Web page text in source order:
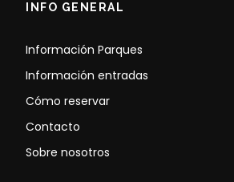
INFO GENERAL
Información Parques
Información entradas
Cómo reservar
Contacto
Sobre nosotros